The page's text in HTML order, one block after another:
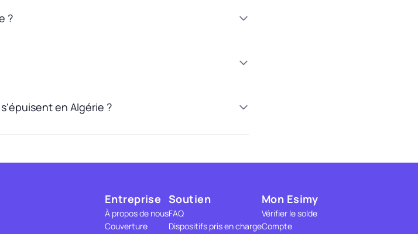
?
en Algérie ?
Entreprise
À propos de nous
Couverture
Soutien
FAQ
Dispositifs pris en charge
Mon Esimy
Vérifier le solde
Compte